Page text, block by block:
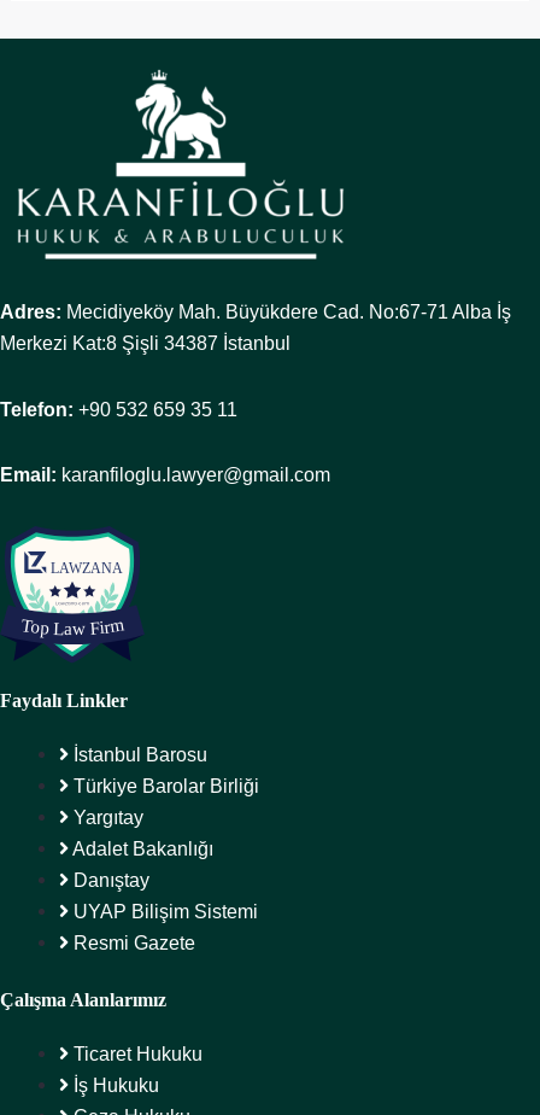
Adres: Mecidiyeköy Mah. Büyükdere Cad. No:67-71 Alba İş
Merkezi Kat:8 Şişli 34387 İstanbul
Telefon: +90 532 659 35 11
Email: karanfiloglu.lawyer@gmail.com
Faydalı Linkler
İstanbul Barosu
Türkiye Barolar Birliği
Yargıtay
Adalet Bakanlığı
Danıştay
UYAP Bilişim Sistemi
Resmi Gazete
Çalışma Alanlarımız
Ticaret Hukuku
İş Hukuku